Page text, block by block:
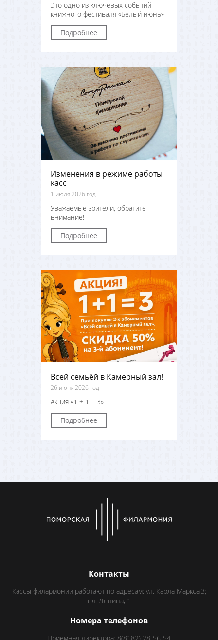
Это одно из ключевых событий
книжного фестиваля «Белый июнь»
Подробнее
Изменения в режиме работы
касс
1 июля 2026 год
Уважаемые зрители, обратите
внимание!
Подробнее
Всей семьёй в Камерный зал!
26 июня 2026 год
Акция «1 + 1 = 3»
Подробнее
Контакты
Кассы филармонии работают по адресам: ул. Карла Маркса,3;
пл. Ленина, 1
Номера телефонов
Приёмная директора: 8(8182) 28-56-54